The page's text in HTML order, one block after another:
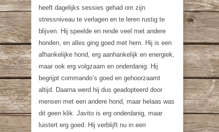
heeft dagelijks sessies gehad om zijn
stressniveau te verlagen en te leren rustig te
blijven. Hij speelde en rende veel met andere
honden, en alles ging goed met hem. Hij is een
afhankelijke hond, erg aanhankelijk en energiek,
maar ook erg volgzaam en onderdanig. Hij
begrijpt commando’s goed en gehoorzaamt
altijd. Daarna werd hij dus geadopteerd door
mensen met een andere hond, maar helaas was
dit geen klik. Javito is erg onderdanig, maar
luistert erg goed. Hij verblijft nu in een